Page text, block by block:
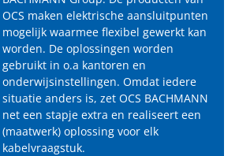
OCS maken elektrische aansluitpunten
mogelijk waarmee flexibel gewerkt kan
worden. De oplossingen worden
gebruikt in o.a kantoren en
onderwijsinstellingen. Omdat iedere
situatie anders is, zet OCS BACHMANN
net een stapje extra en realiseert een
(maatwerk) oplossing voor elk
kabelvraagstuk.